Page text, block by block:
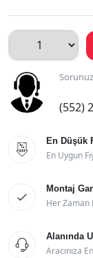
(552)

En Düşük
En Uygun

Montaj
Her Zaman

Alanında
Aracınıza